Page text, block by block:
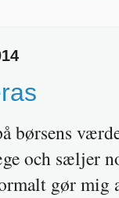
børsens
och sæljer
gør